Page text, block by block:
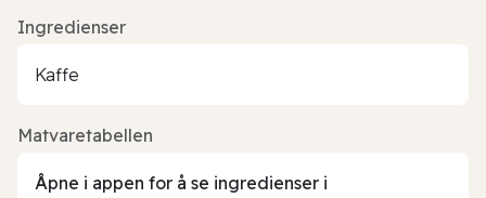
Ingredienser
Kaffe
Matvaretabellen
Åpne i appen for å se ingredienser i